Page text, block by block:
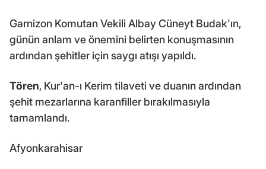
Garnizon Komutan Vekili Albay Cüneyt Budak'ın,
günün anlam ve önemini belirten konuşmasının
ardından şehitler için saygı atışı yapıldı.
Tören, Kur'an-ı Kerim tilaveti ve duanın ardından
şehit mezarlarına karanfiller bırakılmasıyla
tamamlandı.
Afyonkarahisar